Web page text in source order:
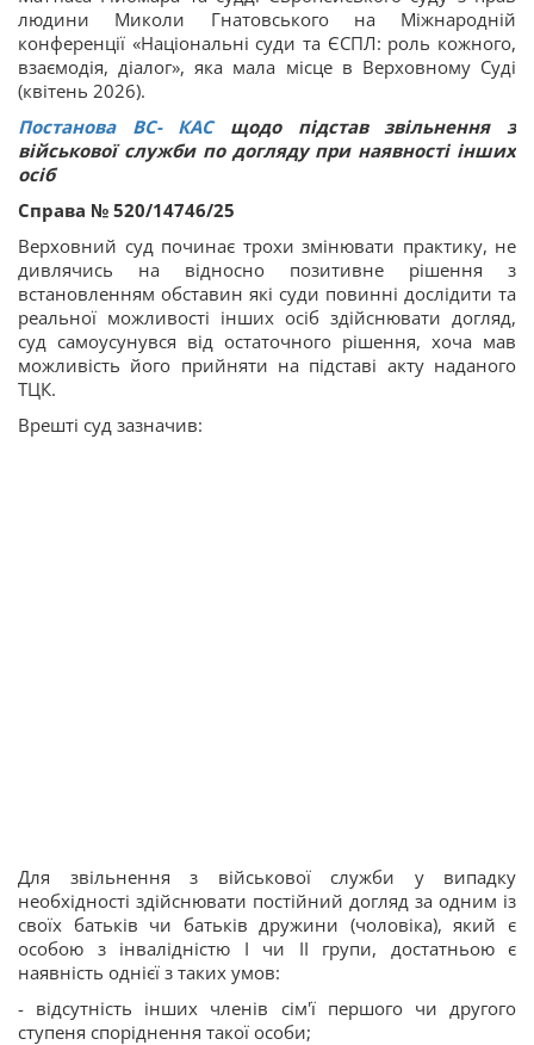
людини Миколи Гнатовського на Міжнародній
конференції «Національні суди та ЄСПЛ: роль кожного,
взаємодія, діалог», яка мала місце в Верховному Суді
(квітень 2026).
Постанова ВС- КАСщодо підстав звільнення з
військової служби по догляду при наявності інших
осіб
Справа № 520/14746/25
Верховний суд починає трохи змінювати практику, не
дивлячись на відносно позитивне рішення з
встановленням обставин які суди повинні дослідити та
реальної можливості інших осіб здійснювати догляд,
суд самоусунувся від остаточного рішення, хоча мав
можливість його прийняти на підставі акту наданого
ТЦК.
Врешті суд зазначив:
Для звільнення з військової служби у випадку
необхідності здійснювати постійний догляд за одним із
своїх батьків чи батьків дружини (чоловіка), який є
особою з інвалідністю I чи II групи, достатньою є
наявність однієї з таких умов:
- відсутність інших членів сім'ї першого чи другого
ступеня споріднення такої особи;